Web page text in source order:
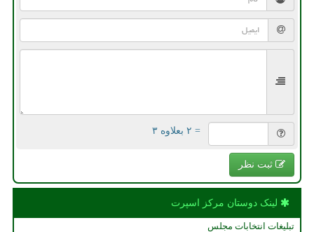
= ۲ بعلاوه ۳
ثبت نظر
لینک دوستان مركز اسپرت
تبلیغات انتخابات مجلس